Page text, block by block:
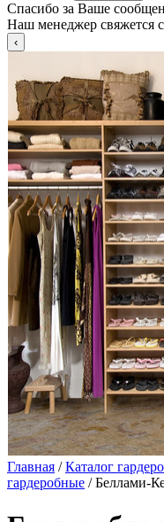
Спасибо за Ваше
Наш менеджер свяжется
Главная /Каталог
гардеробные / Беллами-